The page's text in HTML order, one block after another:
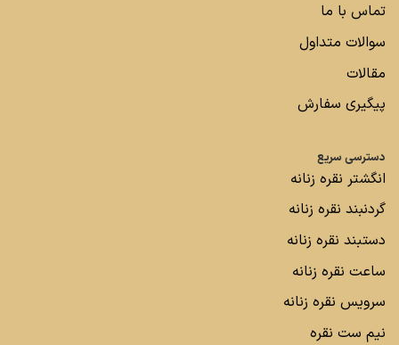
تماس با ما
سوالات متداول
مقالات
پیگیری سفارش
دسترسی سریع
انگشتر نقره زنانه
گردنبند نقره زنانه
دستبند نقره زنانه
ساعت نقره زنانه
سرویس نقره زنانه
نیم ست نقره